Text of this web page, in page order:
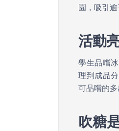
園，吸引逾
活動
學生品嚐
理到成品
可品嚐的多
吹糖